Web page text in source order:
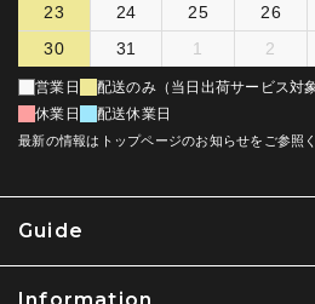
Guide
Information
23
24 25 26
30
31 1 2
営業日
配送のみ（当日出荷サービス対
休業日
配送休業日
最新の情報はトップページのお知らせをご参照く